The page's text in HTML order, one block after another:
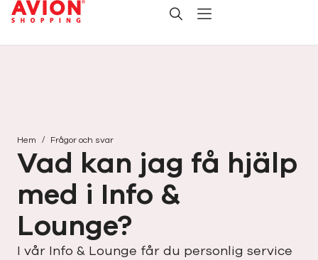
Hem / Frågor och svar
Vad kan jag få hjälp
med i Info &
Lounge?
I vår Info & Lounge får du personlig service